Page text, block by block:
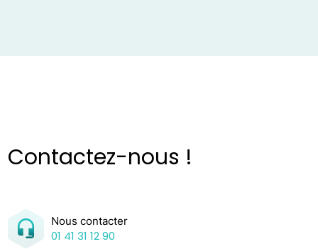
Contactez-nous !
Nous contacter
01 41 31 12 90